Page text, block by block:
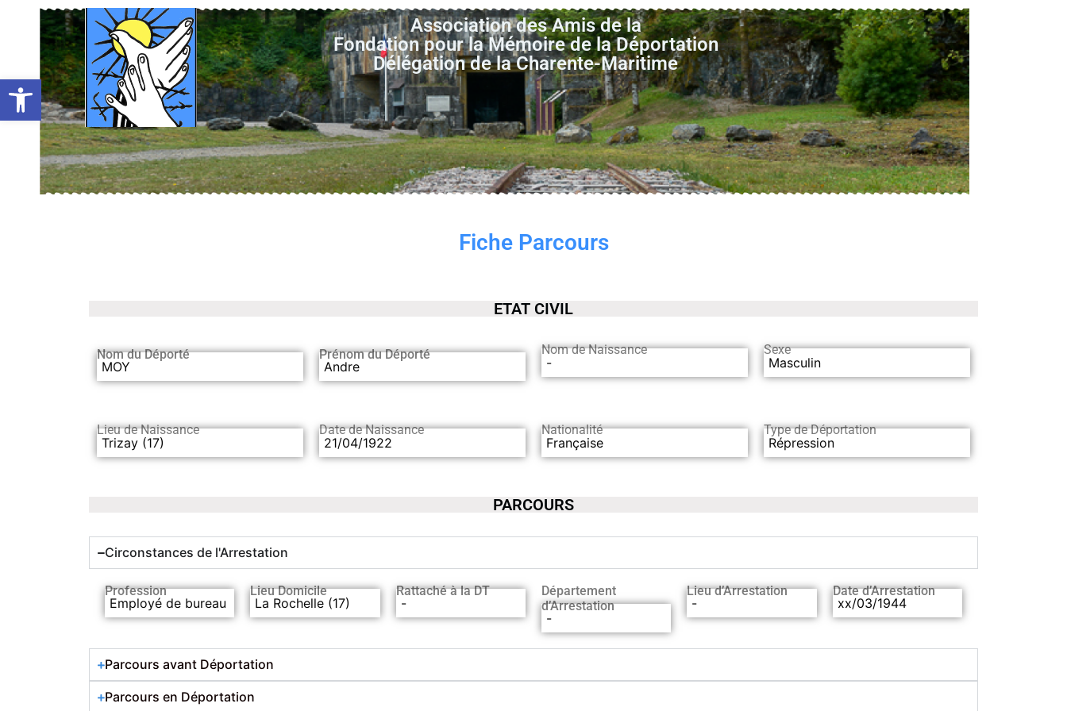
Ouvrir la barre d’outils
Association des Amis de la
Fondation pour la Mémoire de la Déportation
Délégation de la Charente-Maritime
Fiche Parcours
ETAT CIVIL
Nom du Déporté
MOY
Prénom du Déporté
Andre
Nom de Naissance
-
Sexe
Masculin
Lieu de Naissance
Trizay (17)
Date de Naissance
21/04/1922
Nationalité
Française
Type de Déportation
Répression
PARCOURS
Circonstances de l'Arrestation
Profession
Employé de bureau
Lieu Domicile
La Rochelle (17)
Rattaché à la DT
-
Département
d’Arrestation
-
Lieu d’Arrestation
-
Date d’Arrestation
xx/03/1944
Parcours avant Déportation
Parcours en Déportation